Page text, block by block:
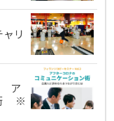
リ
ア
術 ※